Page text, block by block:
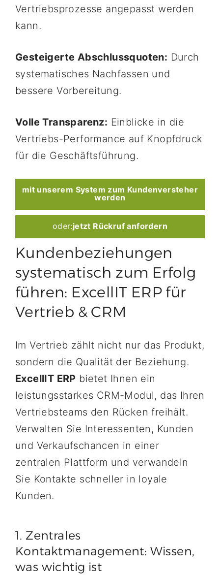
Vertriebsprozesse angepasst werden
kann.
Gesteigerte Abschlussquoten: Durch
systematisches Nachfassen und
bessere Vorbereitung.
Volle Transparenz: Einblicke in die
Vertriebs-Performance auf Knopfdruck
für die Geschäftsführung.
mit unserem System zum Kundenversteher
werden
oder:jetzt Rückruf anfordern
Kundenbeziehungen
systematisch zum Erfolg
führen: ExcellIT ERP für
Vertrieb & CRM
Im Vertrieb zählt nicht nur das Produkt,
sondern die Qualität der Beziehung.
ExcellIT ERP bietet Ihnen ein
leistungsstarkes CRM-Modul, das Ihren
Vertriebsteams den Rücken freihält.
Verwalten Sie Interessenten, Kunden
und Verkaufschancen in einer
zentralen Plattform und verwandeln
Sie Kontakte schneller in loyale
Kunden.
1. Zentrales
Kontaktmanagement: Wissen,
was wichtig ist